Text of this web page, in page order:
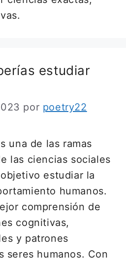
estudiar
por poetry22
una de las ramas
las ciencias sociales
estudiar la
humanos.
comprensión de
cognitivas,
y patrones
seres humanos. Con